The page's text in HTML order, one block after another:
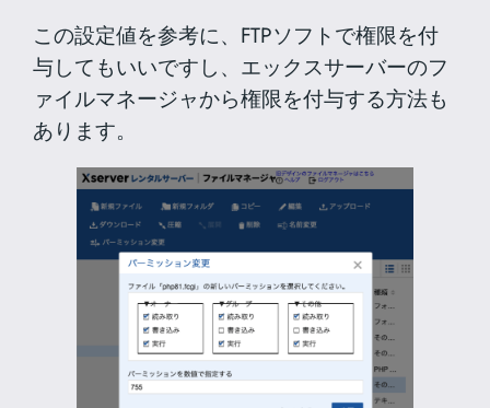
この設定値を参考に、FTPソフトで権限を付
与してもいいですし、エックスサーバーのフ
ァイルマネージャから権限を付与する方法も
あります。